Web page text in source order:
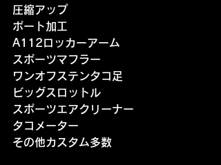
圧縮アップ
ポート加工
A112ロッカーアーム
スポーツマフラー
ワンオフステンタコ足
ビッグスロットル
スポーツエアクリーナー
タコメーター
その他カスタム多数